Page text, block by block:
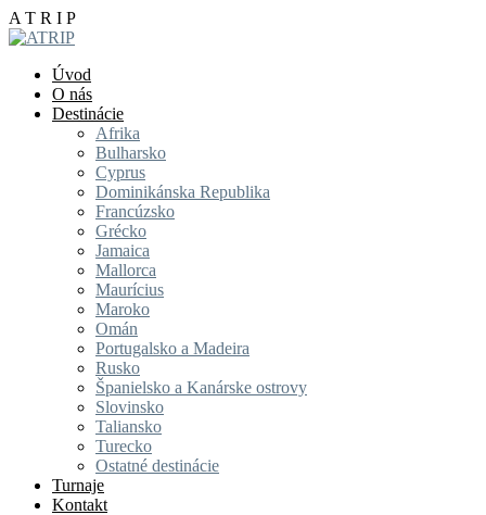
A T R I P
Úvod
O nás
Destinácie
Afrika
Bulharsko
Cyprus
Dominikánska Republika
Francúzsko
Grécko
Jamaica
Mallorca
Maurícius
Maroko
Omán
Portugalsko a Madeira
Rusko
Španielsko a Kanárske ostrovy
Slovinsko
Taliansko
Turecko
Ostatné destinácie
Turnaje
Kontakt